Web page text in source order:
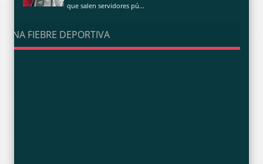
que salen servidores pú...
UNA FIEBRE DEPORTIVA